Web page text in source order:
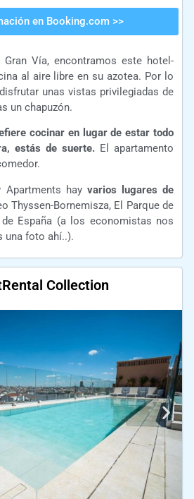
en Booking.com >>
Vía, encontramos este hotel-
al aire libre en su azotea. Por lo
unas vistas privilegiadas de
un chapuzón.
cocinar en lugar de estar todo
estás de suerte. El apartamento
Apartments hayvarios lugares de
Thyssen-Bornemisza, El Parque de
España (a los economistas nos
una foto ahí..).
Collection